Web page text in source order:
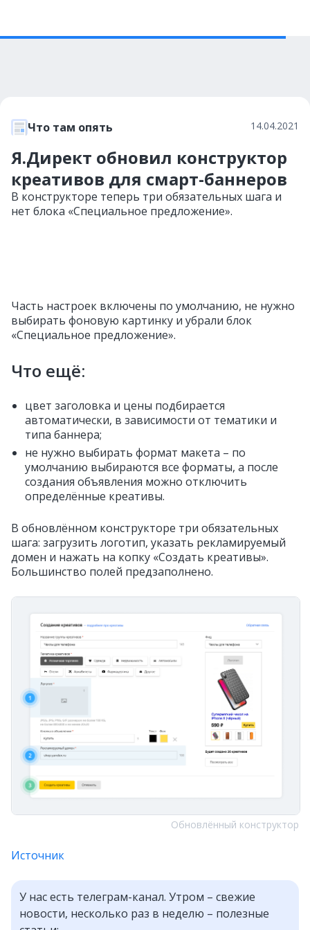
Что там опять 14.04.2021
Я.Директ обновил конструктор
креативов для смарт-баннеров
В конструкторе теперь три обязательных шага и
нет блока «Специальное предложение».
Часть настроек включены по умолчанию, не нужно
выбирать фоновую картинку и убрали блок
«Специальное предложение».
Что ещё:
цвет заголовка и цены подбирается
автоматически, в зависимости от тематики и
типа баннера;
не нужно выбирать формат макета – по
умолчанию выбираются все форматы, а после
создания объявления можно отключить
определённые креативы.
В обновлённом конструкторе три обязательных
шага: загрузить логотип, указать рекламируемый
домен и нажать на копку «Создать креативы».
Большинство полей предзаполнено.
Обновлённый конструктор
Источник
У нас есть телеграм-канал. Утром – свежие
новости, несколько раз в неделю – полезные